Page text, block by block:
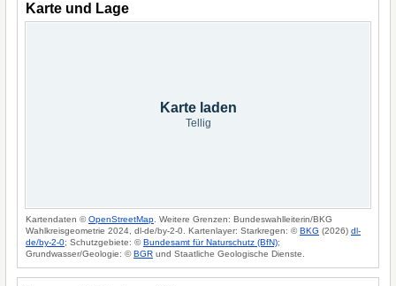
Karte und Lage
Karte laden
Tellig
Kartendaten ©OpenStreetMap . Weitere Grenzen: Bundeswahlleiterin/BKG
Wahlkreisgeometrie 2024, dl-de/by-2-0. Kartenlayer: Starkregen: ©BKG (2026) dl-
de/by-2-0; Schutzgebiete: ©Bundesamt für Naturschutz (BfN);
Grundwasser/Geologie: ©BGR und Staatliche Geologische Dienste.